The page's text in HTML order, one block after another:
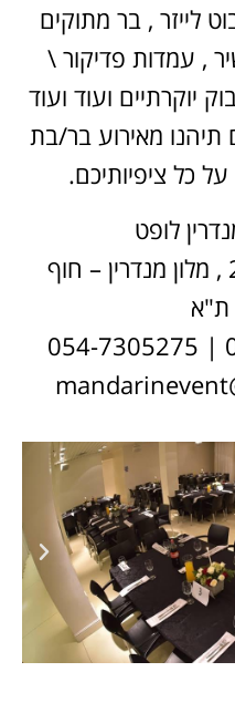
לייזר , בר מתוקים
, עמדות פדיקור \
יוקרתיים ועוד ועוד
מאירוע בר/בת
כל ציפיותיכם.
לופט
רח' יוניצ'מן 21 , מלון מנדרין – חוף
ת"א